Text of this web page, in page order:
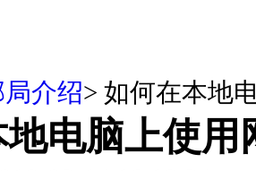
局介绍> 如何在本地
电脑上使用